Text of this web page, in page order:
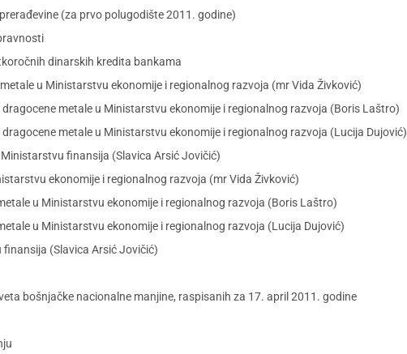
(za prvo polugodište 2011. godine)
dinarskih kredita bankama
u Ministarstvu ekonomije i regionalnog razvoja (mr Vida Živković)
metale u Ministarstvu ekonomije i regionalnog razvoja (Boris Laštro)
metale u Ministarstvu ekonomije i regionalnog razvoja (Lucija Dujović)
finansija (Slavica Arsić Jovičić)
ekonomije i regionalnog razvoja (mr Vida Živković)
u Ministarstvu ekonomije i regionalnog razvoja (Boris Laštro)
u Ministarstvu ekonomije i regionalnog razvoja (Lucija Dujović)
(Slavica Arsić Jovičić)
bošnjačke nacionalne manjine, raspisanih za 17. april 2011. godine